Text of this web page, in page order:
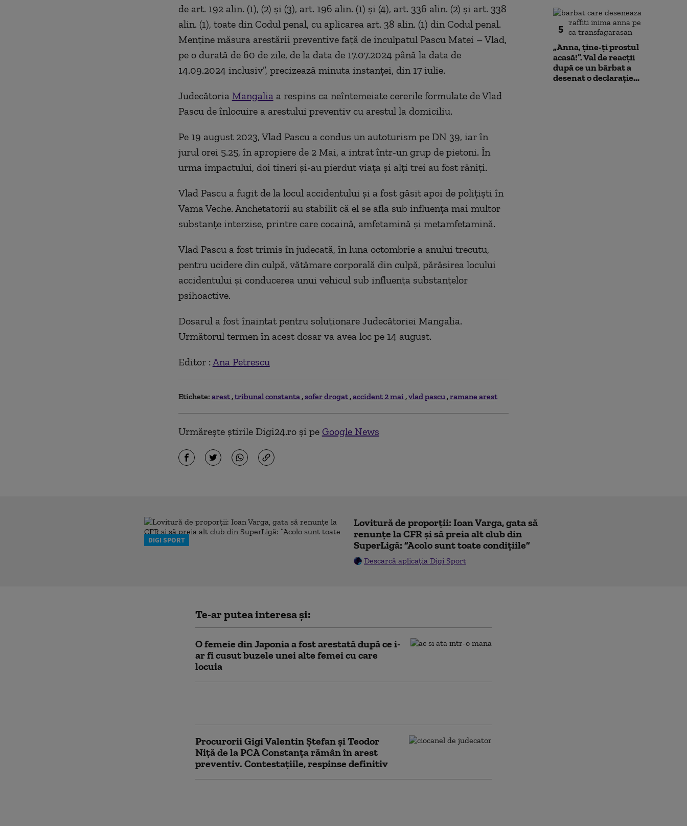
de art. 192 alin. (1), (2) şi (3), art. 196 alin. (1) şi (4), art. 336 alin. (2) şi art. 338
alin. (1), toate din Codul penal, cu aplicarea art. 38 alin. (1) din Codul penal.
Menţine măsura arestării preventive faţă de inculpatul Pascu Matei – Vlad,
pe o durată de 60 de zile, de la data de 17.07.2024 până la data de
14.09.2024 inclusiv”, precizează minuta instanţei, din 17 iulie.
Judecătoria Mangaliaa respins ca neîntemeiate cererile formulate de Vlad
Pascu de înlocuire a arestului preventiv cu arestul la domiciliu.
Pe 19 august 2023, Vlad Pascu a condus un autoturism pe DN 39, iar în
jurul orei 5.25, în apropiere de 2 Mai, a intrat într-un grup de pietoni. În
urma impactului, doi tineri şi-au pierdut viaţa şi alţi trei au fost răniţi.
Vlad Pascu a fugit de la locul accidentului şi a fost găsit apoi de poliţişti în
Vama Veche. Anchetatorii au stabilit că el se afla sub influenţa mai multor
substanţe interzise, printre care cocaină, amfetamină şi metamfetamină.
Vlad Pascu a fost trimis în judecată, în luna octombrie a anului trecutu,
pentru ucidere din culpă, vătămare corporală din culpă, părăsirea locului
accidentului şi conducerea unui vehicul sub influenţa substanţelor
psihoactive.
Dosarul a fost înaintat pentru soluţionare Judecătoriei Mangalia.
Următorul termen în acest dosar va avea loc pe 14 august.
Editor : Ana Petrescu
Etichete: arest tribunal constanta sofer drogat accident 2 mai vlad pascu ramane arest
Urmărește știrile Digi24.ro și pe Google News
5
„Anna, ţine-ţi prostul
acasă!”. Val de reacții
după ce un bărbat a
desenat o declarație...
DIGI SPORT
Lovitură de proporții: Ioan Varga, gata să
renunțe la CFR și să preia alt club din
SuperLigă: ”Acolo sunt toate condițiile”
Descarcă aplicația Digi Sport
Te-ar putea interesa și:
O femeie din Japonia a fost arestată după ce i-
ar fi cusut buzele unei alte femei cu care
locuia
Procurorii Gigi Valentin Ştefan şi Teodor
Niţă de la PCA Constanţa rămân în arest
preventiv. Contestațiile, respinse definitiv